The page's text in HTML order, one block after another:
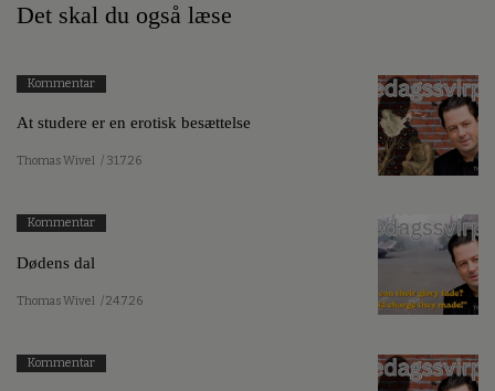
Det skal du også læse
Kommentar
At studere er en erotisk besættelse
Thomas Wivel / 31.7.26
Kommentar
Dødens dal
Thomas Wivel / 24.7.26
Kommentar